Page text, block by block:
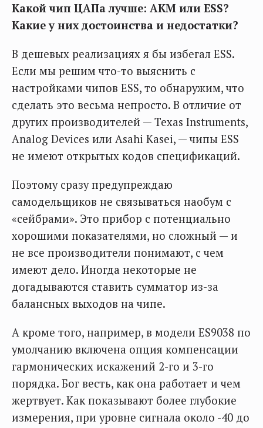
Какой чип ЦАПа лучше: AKM или ESS?
Какие у них достоинства и недостатки?
В дешевых реализациях я бы избегал ESS.
Если мы решим что-то выяснить с
настройками чипов ESS, то обнаружим, что
сделать это весьма непросто. В отличие от
других производителей — Texas Instruments,
Analog Devices или Asahi Kasei, — чипы ESS
не имеют открытых кодов спецификаций.
Поэтому сразу предупреждаю
самодельщиков не связываться наобум с
«сейбрами». Это прибор с потенциально
хорошими показателями, но сложный — и
не все производители понимают, с чем
имеют дело. Иногда некоторые не
догадываются ставить сумматор из-за
балансных выходов на чипе.
А кроме того, например, в модели ES9038 по
умолчанию включена опция компенсации
гармонических искажений 2-го и 3-го
порядка. Бог весть, как она работает и чем
жертвует. Как показывают более глубокие
измерения, при уровне сигнала около -40 до